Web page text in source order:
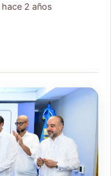
hace 2 años